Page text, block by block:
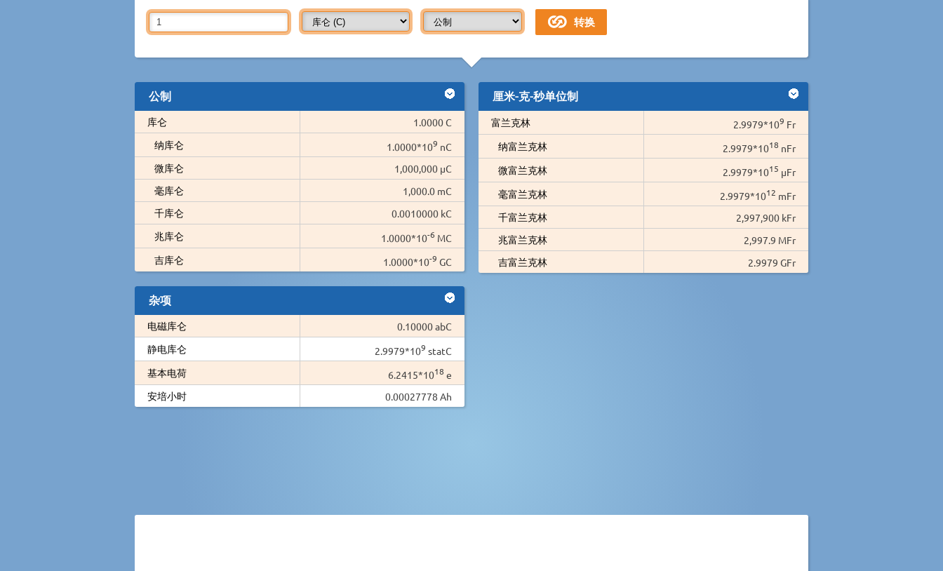
公制
库仑
1.0000 C
纳库仑
1.0000*109 nC
微库仑
1,000,000 µC
毫库仑
1,000.0 mC
千库仑
0.0010000 kC
兆库仑
1.0000*10-6 MC
吉库仑
1.0000*10-9 GC
杂项
电磁库仑
0.10000 abC
静电库仑
2.9979*109 statC
基本电荷
6.2415*1018 e
安培小时
0.00027778 Ah
厘米-克-秒单位制
富兰克林 2.9979*109 Fr
纳富兰克林
2.9979*1018 nFr
微富兰克林
2.9979*1015 µFr
毫富兰克林
2.9979*1012 mFr
千富兰克林
2,997,900 kFr
兆富兰克林
2,997.9 MFr
吉富兰克林
2.9979 GFr